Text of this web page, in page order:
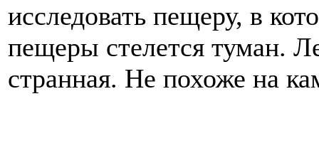
исследовать пещеру, в
пещеры стелется туман.
странная. Не похоже на